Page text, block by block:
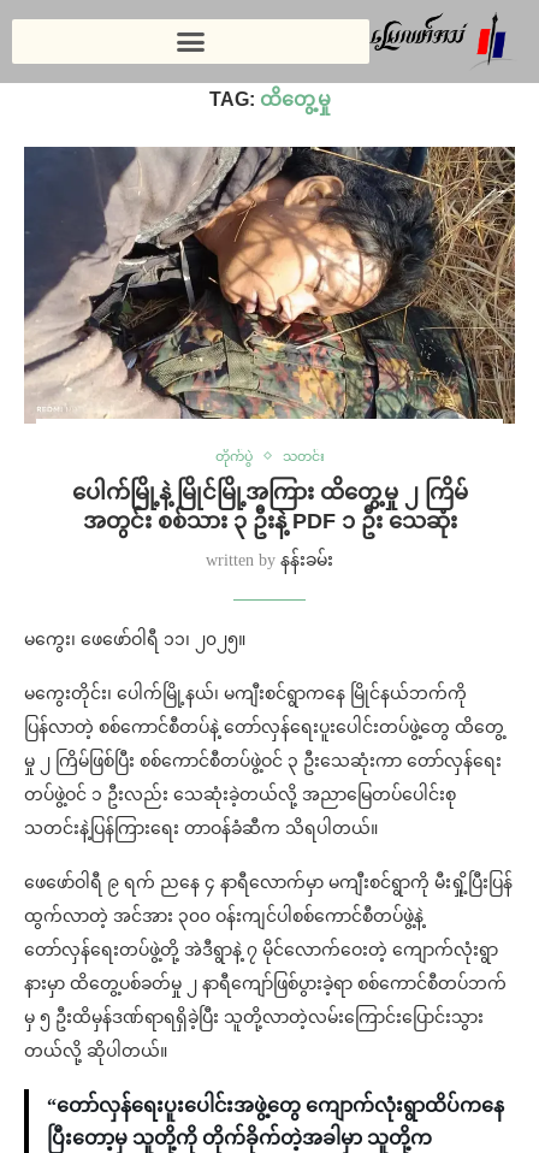
TAG: ထိတွေ့မှု
တိုက်ပွဲ သတင်း
ပေါက်မြို့နဲ့ မြိုင်မြို့အကြား ထိတွေ့မှု ၂ ကြိမ်
အတွင်း စစ်သား ၃ ဦးနဲ့ PDF ၁ ဦး သေဆုံး
written by နန်းခမ်း
မကွေး၊ ဖေဖော်ဝါရီ ၁၁၊ ၂၀၂၅။
မကွေးတိုင်း၊ ပေါက်မြို့နယ်၊ မကျီးစင်ရွာကနေ မြိုင်နယ်ဘက်ကို
ပြန်လာတဲ့ စစ်ကောင်စီတပ်နဲ့ တော်လှန်ရေးပူးပေါင်းတပ်ဖွဲ့တွေ ထိတွေ့
မှု ၂ ကြိမ်ဖြစ်ပြီး စစ်ကောင်စီတပ်ဖွဲ့ဝင် ၃ ဦးသေဆုံးကာ တော်လှန်ရေး
တပ်ဖွဲ့ဝင် ၁ ဦးလည်း သေဆုံးခဲ့တယ်လို့ အညာမြေတပ်ပေါင်းစု
သတင်းနဲ့ပြန်ကြားရေး တာဝန်ခံဆီက သိရပါတယ်။
ဖေဖော်ဝါရီ ၉ ရက် ညနေ ၄ နာရီလောက်မှာ မကျီးစင်ရွာကို မီးရှို့ပြီးပြန်
ထွက်လာတဲ့ အင်အား ၃၀၀ ဝန်းကျင်ပါစစ်ကောင်စီတပ်ဖွဲ့နဲ့
တော်လှန်ရေးတပ်ဖွဲ့တို့ အဲဒီရွာနဲ့ ၇ မိုင်လောက်ဝေးတဲ့ ကျောက်လုံးရွာ
နားမှာ ထိတွေ့ပစ်ခတ်မှု ၂ နာရီကျော်ဖြစ်ပွားခဲ့ရာ စစ်ကောင်စီတပ်ဘက်
မှ ၅ ဦးထိမှန်ဒဏ်ရာရရှိခဲ့ပြီး သူတို့လာတဲ့လမ်းကြောင်းပြောင်းသွား
တယ်လို့ ဆိုပါတယ်။
“တော်လှန်ရေးပူးပေါင်းအဖွဲ့တွေ ကျောက်လုံးရွာထိပ်ကနေ
ပြီးတော့မှ သူတို့ကို တိုက်ခိုက်တဲ့အခါမှာ သူတို့က